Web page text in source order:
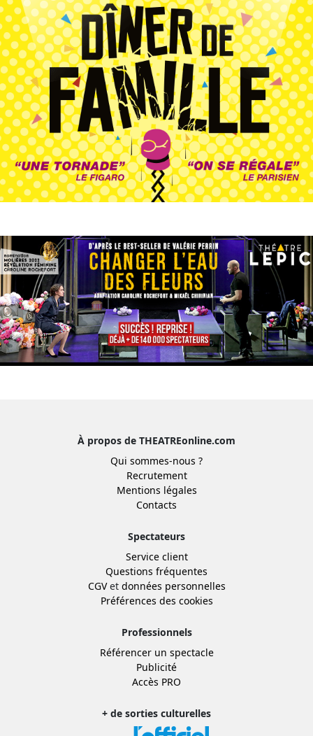
À propos de THEATREonline.com
Qui sommes-nous ?
Recrutement
Mentions légales
Contacts
Spectateurs
Service client
Questions fréquentes
CGVet données personnelles
Préférences des cookies
Professionnels
Référencer un spectacle
Publicité
Accès PRO
+ de sorties culturelles